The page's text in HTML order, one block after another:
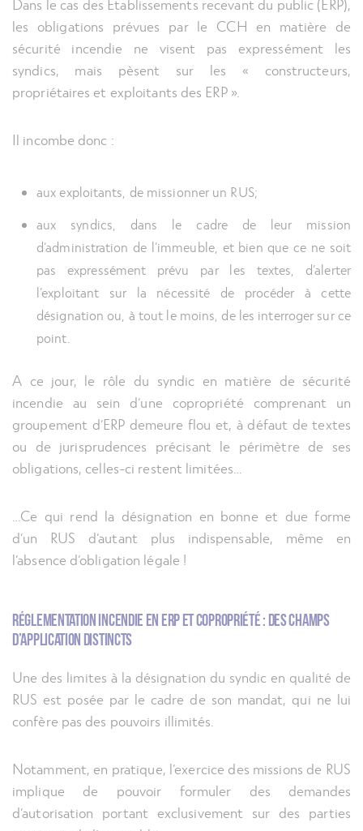
Dans le cas des Etablissements recevant du public (ERP),
les obligations prévues par le CCH en matière de
sécurité incendie ne visent pas expressément les
syndics, mais pèsent sur les « constructeurs,
propriétaires et exploitants des ERP ».
Il incombe donc :
aux exploitants, de missionner un RUS;
aux syndics, dans le cadre de leur mission
d’administration de l’immeuble, et bien que ce ne soit
pas expressément prévu par les textes, d’alerter
l’exploitant sur la nécessité de procéder à cette
désignation ou, à tout le moins, de les interroger sur ce
point.
A ce jour, le rôle du syndic en matière de sécurité
incendie au sein d’une copropriété comprenant un
groupement d’ERP demeure flou et, à défaut de textes
ou de jurisprudences précisant le périmètre de ses
obligations, celles-ci restent limitées…
…Ce qui rend la désignation en bonne et due forme
d’un RUS d’autant plus indispensable, même en
l’absence d’obligation légale !
Réglementation incendie en ERP et copropriété : des champs
d’application distincts
Une des limites à la désignation du syndic en qualité de
RUS est posée par le cadre de son mandat, qui ne lui
confère pas des pouvoirs illimités.
Notamment, en pratique, l’exercice des missions de RUS
implique de pouvoir formuler des demandes
d’autorisation portant exclusivement sur des parties